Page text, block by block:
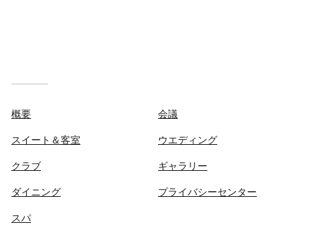
概要
スイート＆客室
クラブ
ダイニング
スパ
会議
ウエディング
ギャラリー
プライバシーセンター